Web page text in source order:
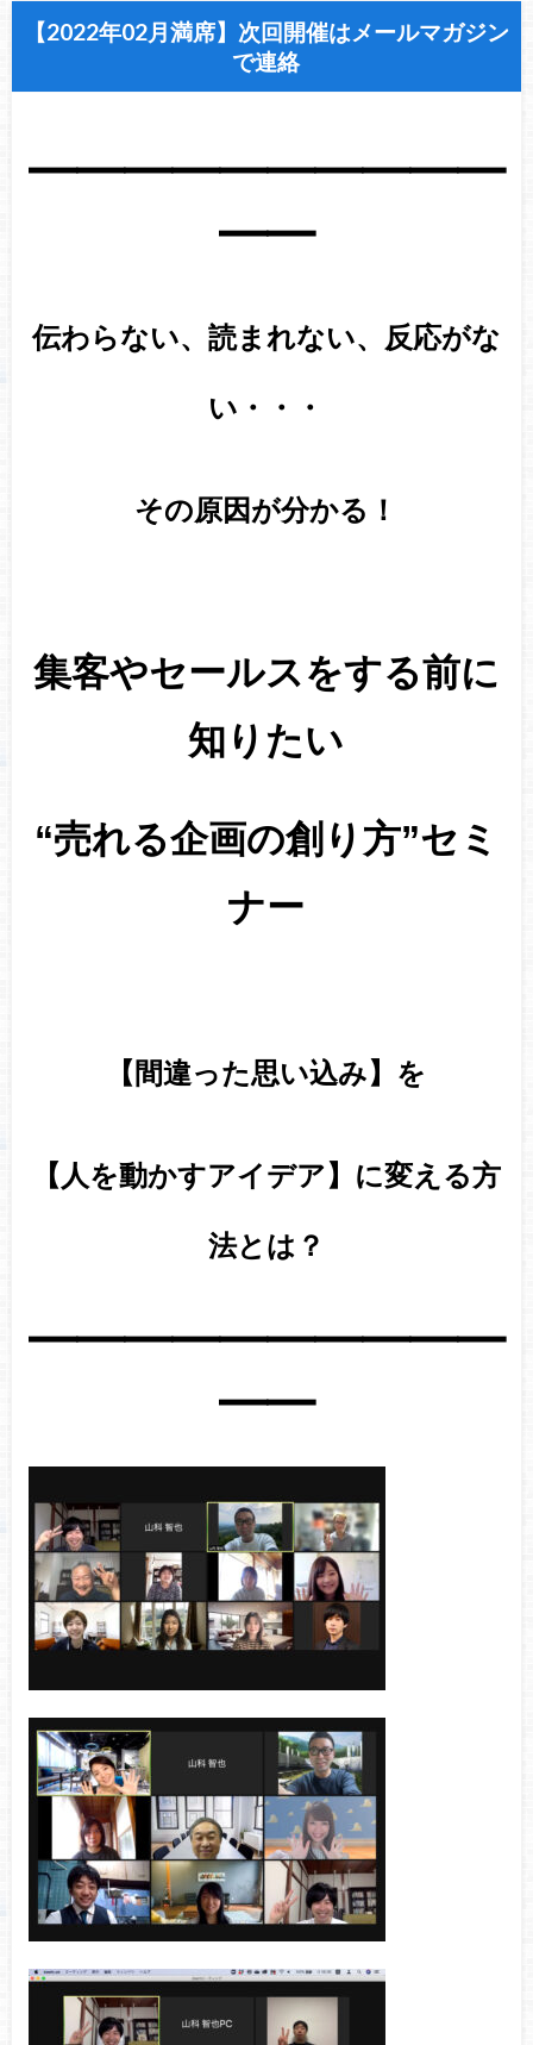
【2022年02月満席】次回開催はメールマガジン
で連絡
━━━━━━━━━━
━━
伝わらない、読まれない、 反応がな
い・・・
その原因が分かる！
集客やセールスをする前に
知りたい
“売れる企画の創り方”セミ
ナー
【間違った思い込み】を
【人を動かすアイデア】に変える方
法とは？
━━━━━━━━━━
━━